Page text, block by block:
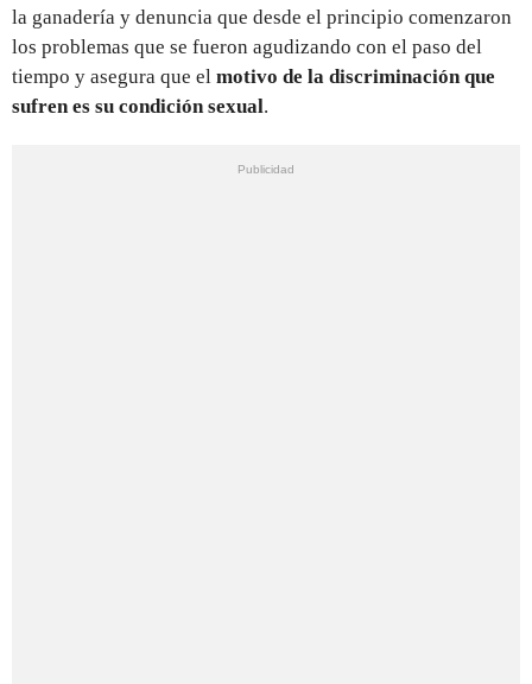
la ganadería y denuncia que desde el principio comenzaron
los problemas que se fueron agudizando con el paso del
tiempo y asegura que el motivo de la discriminación que
sufren es su condición sexual.